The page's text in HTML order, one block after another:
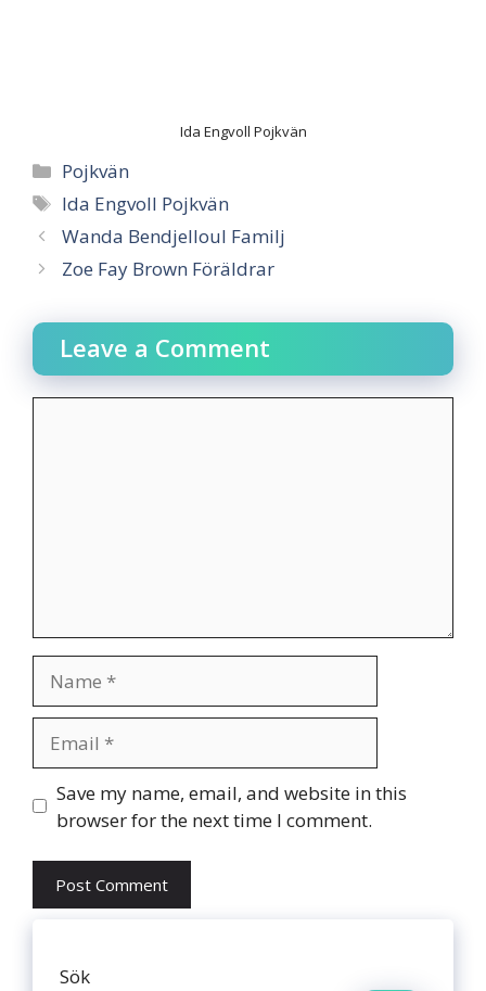
Ida Engvoll Pojkvän
Categories
Pojkvän
Tags
Ida Engvoll Pojkvän
Wanda Bendjelloul Familj
Zoe Fay Brown Föräldrar
Leave a Comment
Website
Save my name, email, and website in this
browser for the next time I comment.
Sök